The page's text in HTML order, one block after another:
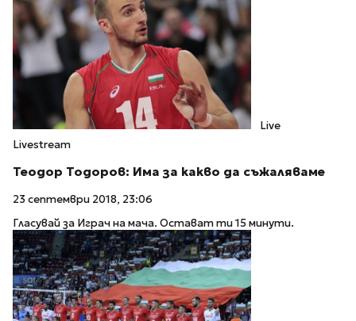
Live
Livestream
Теодор Тодоров: Има за какво да съжаляваме
23 септември 2018, 23:06
Гласувай за Играч на мача. Остават ти 15 минути.